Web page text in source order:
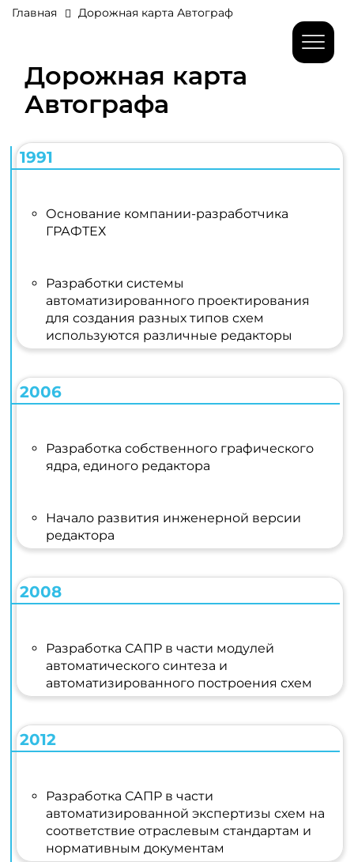
Главная Дорожная карта Автограф
Дорожная карта
Автографа
1991
Основание компании-разработчика
ГРАФТЕХ
Разработки системы
автоматизированного проектирования
для создания разных типов схем
используются различные редакторы
2006
Разработка собственного графического
ядра, единого редактора
Начало развития инженерной версии
редактора
2008
Разработка САПР в части модулей
автоматического синтеза и
автоматизированного построения схем
2012
Разработка САПР в части
автоматизированной экспертизы схем на
соответствие отраслевым стандартам и
нормативным документам